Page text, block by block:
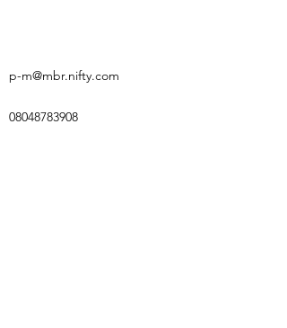
p-m@mbr.nifty.com
08048783908